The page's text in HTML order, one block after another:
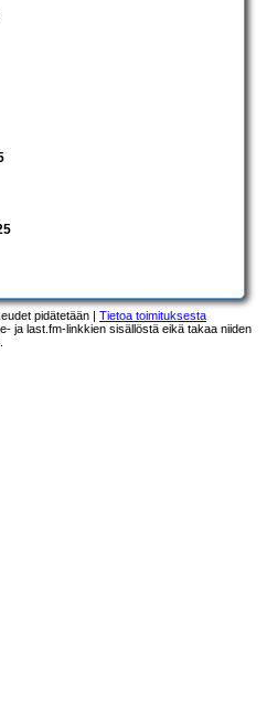
pidätetään | Tietoa toimituksesta
ja last.fm-linkkien sisällöstä eikä takaa niiden